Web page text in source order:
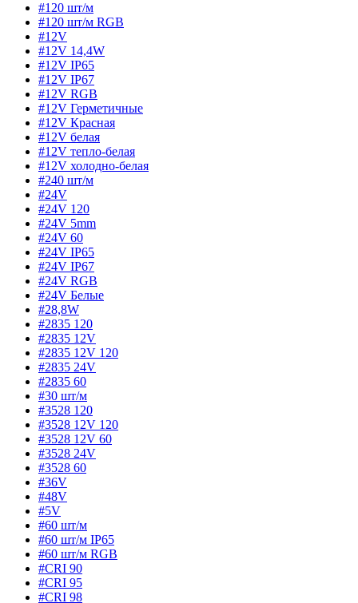
#120 шт/м
#120 шт/м RGB
#12V
#12V 14,4W
#12V IP65
#12V IP67
#12V RGB
#12V Герметичные
#12V Красная
#12V белая
#12V тепло-белая
#12V холодно-белая
#240 шт/м
#24V
#24V 120
#24V 5mm
#24V 60
#24V IP65
#24V IP67
#24V RGB
#24V Белые
#28,8W
#2835 120
#2835 12V
#2835 12V 120
#2835 24V
#2835 60
#30 шт/м
#3528 120
#3528 12V 120
#3528 12V 60
#3528 24V
#3528 60
#36V
#48V
#5V
#60 шт/м
#60 шт/м IP65
#60 шт/м RGB
#CRI 90
#CRI 95
#CRI 98